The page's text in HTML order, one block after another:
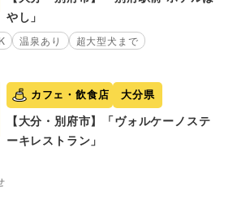
やし」
温泉あり 超大型犬まで
カフェ・飲食店 大分県
【大分・別府市】「ヴォルケーノステ
ーキレストラン」